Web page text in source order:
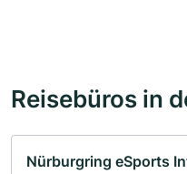
Reisebüros in
Nürburgring eSports